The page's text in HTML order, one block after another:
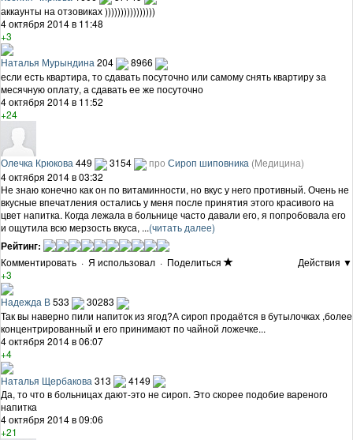
аккаунты на отзовиках ))))))))))))))))
4 октября 2014 в 11:48
+3
Наталья Мурындина204
8966
если есть квартира, то сдавать посуточно или самому снять квартиру за
месячную оплату, а сдавать ее же посуточно
4 октября 2014 в 11:52
+24
Олечка Крюкова 449 3154 про Сироп шиповника (Медицина)
4 октября 2014 в 03:32
Не знаю конечно как он по витаминности, но вкус у него противный. Очень не
вкусные впечатления остались у меня после принятия этого красивого на
цвет напитка. Когда лежала в больнице часто давали его, я попробовала его
и ощутила всю мерзость вкуса, ...(читать далее)
Рейтинг:
Комментировать · Я использовал · Поделиться
Действия ▼
+3
Надежда В533
30283
Так вы наверно пили напиток из ягод?А сироп продаётся в бутылочках ,более
концентрированный и его принимают по чайной ложечке...
4 октября 2014 в 06:07
+4
Наталья Щербакова 313
4149
Да, то что в больницах дают-это не сироп. Это скорее подобие вареного
напитка
4 октября 2014 в 09:06
+21